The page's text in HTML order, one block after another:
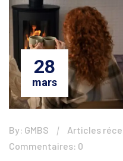
28
mars
By: GMBS Articles
Commentaires: 0